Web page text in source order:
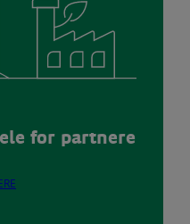
for partnere